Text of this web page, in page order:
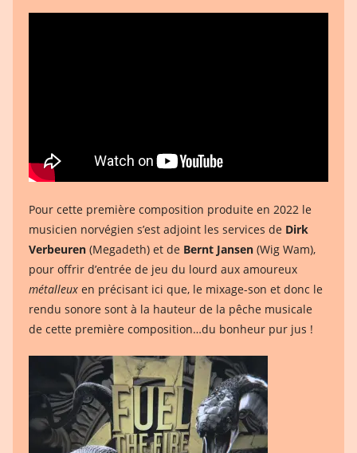
Pour cette première composition produite en 2022 le
musicien norvégien s’est adjoint les services de Dirk
Verbeuren (Megadeth) et de Bernt Jansen (Wig Wam),
pour offrir d’entrée de jeu du lourd aux amoureux
métalleux en précisant ici que, le mixage-son et donc le
rendu sonore sont à la hauteur de la pêche musicale
de cette première composition…du bonheur pur jus !